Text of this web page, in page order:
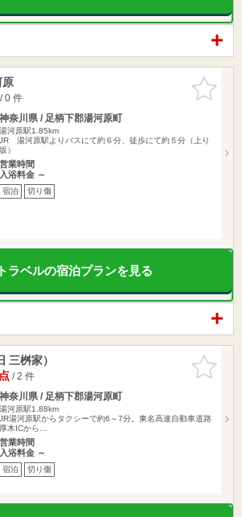
お気に入
りに追加
原
0 件
神奈川県 / 足柄下郡湯河原町
湯河原駅1.85km
JR 湯河原駅よりバスにて約６分、徒歩にて約５分（上り
坂）
営業時間
入浴料金 ～
宿泊 切り傷
ラベルの宿泊プランを見る
お気に入
りに追加
三桝家）
/ 2 件
神奈川県 / 足柄下郡湯河原町
湯河原駅1.88km
JR湯河原駅からタクシーで約6～7分。東名高速自動車道路
厚木ICから…
営業時間
入浴料金 ～
宿泊 切り傷